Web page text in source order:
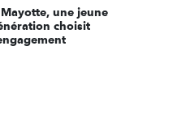
une jeune
choisit